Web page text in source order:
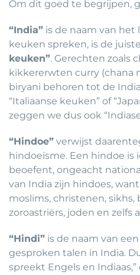
Om dit goed te begrijpen,
“India” is de naam van het
keuken spreken, is de
keuken”. Gerechten zoals
kikkererwten curry (chana
biryani behoren tot de
“Italiaanse keuken” of
zeggen we dus ook
“Hindoe” verwijst
hindoeïsme. Een hindoe is
beoefent, ongeacht
van India zijn hindoes,
moslims, christenen, sikhs,
zoroastriërs, joden en zelfs
“Hindi” is de naam van
gesproken talen in India.
spreekt Engels en